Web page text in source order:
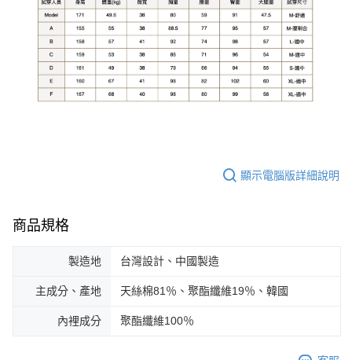
顯示電腦版詳細說明
商品規格
製造地 台灣設計、中國製造
主成分、產地 天絲棉81％、聚酯纖維19％、韓國
內裡成分 聚酯纖維100％